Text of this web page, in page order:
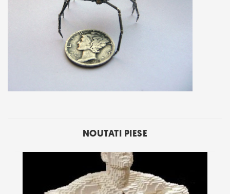
NOUTATI PIESE